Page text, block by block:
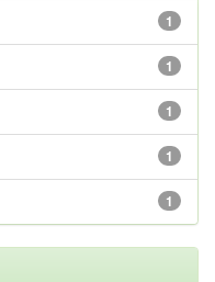
1
1
1
1
1